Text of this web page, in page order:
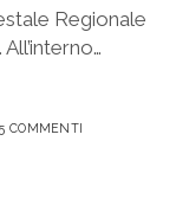
Regionale
COMMENTI